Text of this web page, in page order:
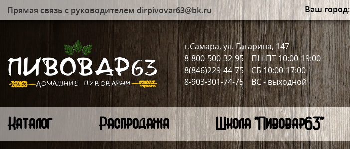
Ваш город:
Прямая связь с руководителем dirpivovar63@bk.ru
г.Самара, ул. Гагарина, 147
8-800-500-32-95
8(846)229-44-75
8-903-301-74-75
ПН-ПТ 10:00-19:00
СБ 10:00-17:00
ВС - выходной
Каталог Распродажа Школа "Пивовар63"